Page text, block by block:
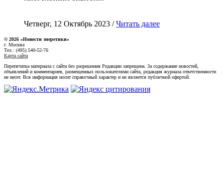
Четверг, 12 Октябрь 2023 /Читать далее
© 2026 «Новости энеретики»
г. Москва
Тел.: (495) 540-52-76
Карта сайта
Перепечатка материала с сайта без разрешения Редакции запрещена. За содержание новостей,
объявлений и комментариев, размещенных пользователями сайта, редакция журнала ответственности
не несет. Вся информация носит справочный характер и не является публичной офертой.